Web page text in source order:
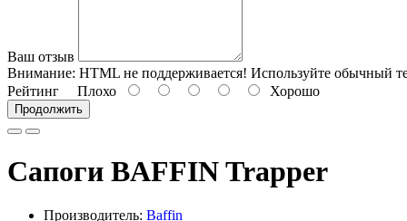
Ваш отзыв
Внимание: HTML не поддерживается! Используйте обычный
Рейтинг Плохо Хорошо
Продолжить
Сапоги BAFFIN Trapper
Производитель: Baffin